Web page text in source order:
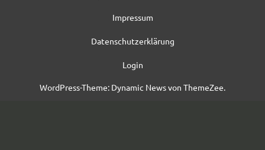
Impressum
Datenschutzerklärung
Login
WordPress-Theme: Dynamic News von ThemeZee.